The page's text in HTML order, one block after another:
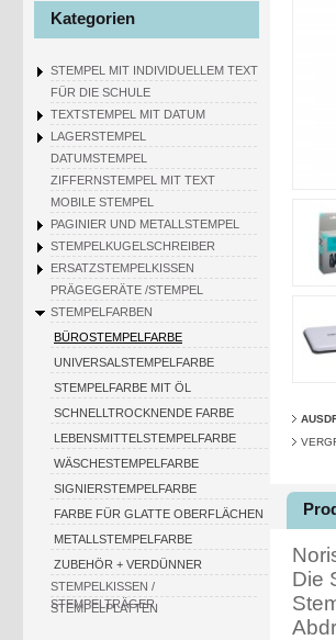
Kategorien
STEMPEL MIT INDIVIDUELLEM TEXT
FÜR DIE SCHULE
TEXTSTEMPEL MIT DATUM
LAGERSTEMPEL
DATUMSTEMPEL
ZIFFERNSTEMPEL MIT TEXT
MOBILE STEMPEL
PAGINIER UND METALLSTEMPEL
STEMPELKUGELSCHREIBER
ERSATZSTEMPELKISSEN
PRÄGEGERÄTE /STEMPEL
STEMPELFARBEN
BÜROSTEMPELFARBE
UNIVERSALSTEMPELFARBE
STEMPELFARBE MIT ÖL
SCHNELLTROCKNENDE FARBE
LEBENSMITTELSTEMPELFARBE
WÄSCHESTEMPELFARBE
SIGNIERSTEMPELFARBE
FARBE FÜR GLATTE OBERFLÄCHEN
METALLSTEMPELFARBE
ZUBEHÖR + VERDÜNNER
STEMPELKISSEN /
STEMPELTRÄGER
STEMPELPLATTEN
Die